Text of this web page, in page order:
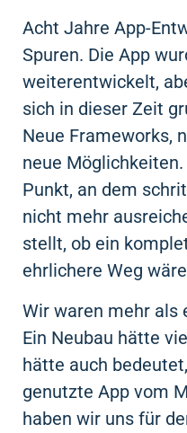
Acht Jahre App-
Spuren. Die App
weiterentwickelt,
sich in dieser Zeit
Neue Frameworks,
neue
Punkt, an dem
nicht mehr
stellt, ob ein
ehrlichere Weg
Wir waren mehr als
Ein Neubau hätte
hätte auch
genutzte App vom
haben wir uns für